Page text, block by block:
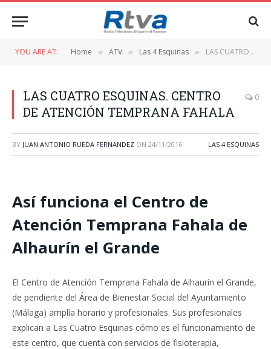
YOU ARE AT: Home » ATV » Las 4 Esquinas » LAS CUATRO ESQUINAS. CENTRO DE ATENCIÓN TEMPRANA FAHALA
LAS CUATRO ESQUINAS. CENTRO
DE ATENCIÓN TEMPRANA FAHALA
0
BY JUAN ANTONIO RUEDA FERNANDEZ ON 24/11/2016 LAS 4 ESQUINAS
Así funciona el Centro de
Atención Temprana Fahala de
Alhaurín el Grande
El Centro de Atención Temprana Fahala de Alhaurín el Grande,
de pendiente del Área de Bienestar Social del Ayuntamiento
(Málaga) amplía horario y profesionales. Sus profesionales
explican a Las Cuatro Esquinas cómo es el funcionamiento de
este centro, que cuenta con servicios de fisioterapia,